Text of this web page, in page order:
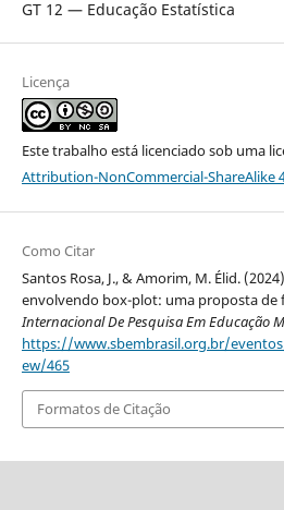
GT 12 — Educação Estatística
Licença
Este trabalho está licenciado sob uma
Attribution-NonCommercial-ShareAlike
Como Citar
Santos Rosa, J., & Amorim, M. Élid.
envolvendo box-plot: uma proposta de
Internacional De Pesquisa Em Educação
https://www.sbembrasil.org.br/
ew/465
Formatos de Citação